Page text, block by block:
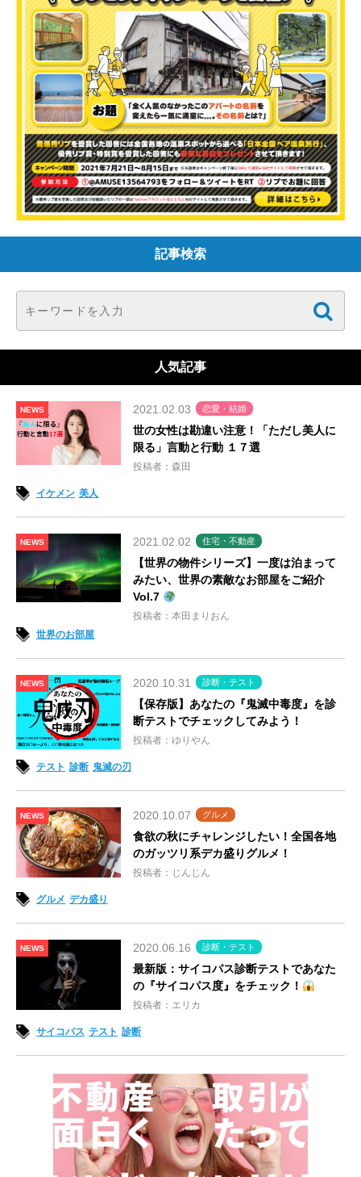
記事検索
人気記事
NEWS 2021.02.03 恋愛・結婚
世の女性は勘違い注意！「ただし美人に
限る」言動と行動 １７選
投稿者：森田
イケメン 美人
NEWS 2021.02.02 住宅・不動産
【世界の物件シリーズ】一度は泊まって
みたい、世界の素敵なお部屋をご紹介
Vol.7
投稿者：本田まりおん
世界のお部屋
NEWS 2020.10.31 診断・テスト
【保存版】あなたの『鬼滅中毒度』を診
断テストでチェックしてみよう！
投稿者：ゆりやん
テスト 診断 鬼滅の刃
NEWS 2020.10.07 グルメ
食欲の秋にチャレンジしたい！全国各地
のガッツリ系デカ盛りグルメ！
投稿者：じんじん
グルメ デカ盛り
NEWS 2020.06.16 診断・テスト
最新版：サイコパス診断テストであなた
の『サイコパス度』をチェック！
投稿者：エリカ
サイコパス テスト 診断